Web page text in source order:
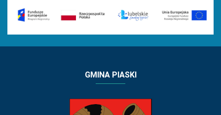
GMINA PIASKI